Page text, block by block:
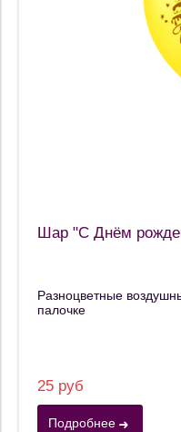
Шар "С Днём
Разноцветные
палочке
25 руб
Подробнее